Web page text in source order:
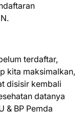
terdaftar,
kita maksimalkan,
disisir kembali
datanya
& BP Pemda